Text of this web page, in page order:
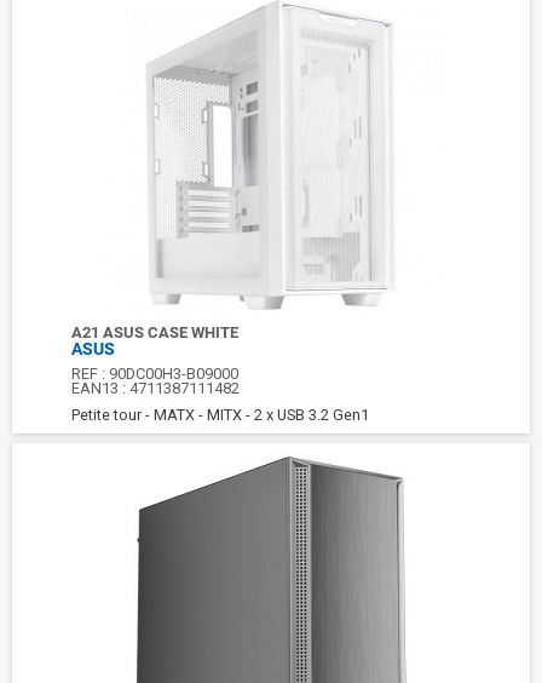
A21 ASUS CASE WHITE
ASUS
REF : 90DC00H3-B09000
EAN13 : 4711387111482
Petite tour - MATX - MITX - 2 x USB 3.2 Gen1